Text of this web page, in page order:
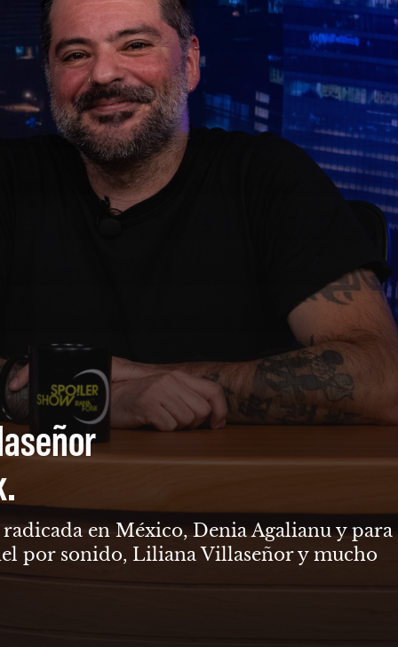
en México, Denia Agalianu y para
por sonido, Liliana Villaseñor y mucho